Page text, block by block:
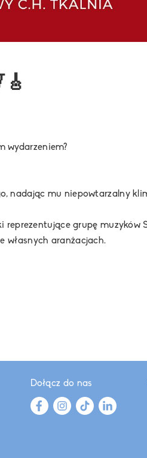
wydarzeniem?
nadając mu niepowtarzalny
grupę muzyków
własnych aranżacjach.
Dołącz do nas